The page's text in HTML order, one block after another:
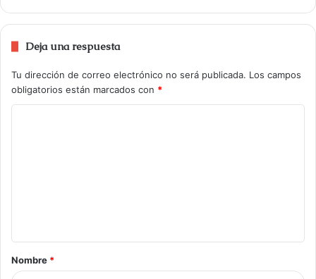
Deja una respuesta
Tu dirección de correo electrónico no será publicada. Los campos
obligatorios están marcados con *
Nombre *